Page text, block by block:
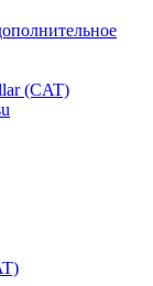
(CAT)